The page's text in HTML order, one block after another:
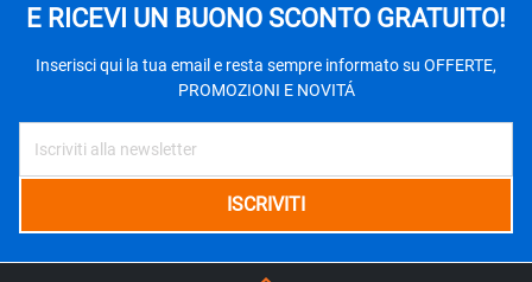
E RICEVI UN BUONO SCONTO GRATUITO!
Inserisci qui la tua email e resta sempre informato su OFFERTE,
PROMOZIONI E NOVITÁ